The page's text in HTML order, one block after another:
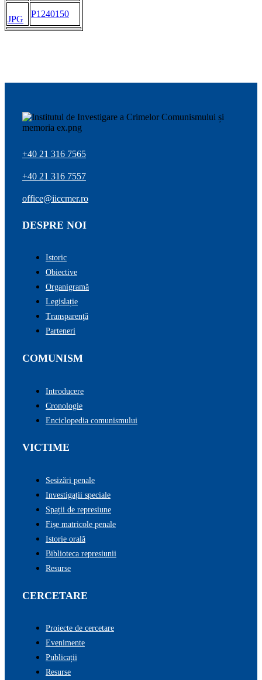
JPG
P1240150
+40 21 316 7565
+40 21 316 7557
office@iiccmer.ro
DESPRE NOI
Istoric
Obiective
Organigramă
Legislație
Transparenţă
Parteneri
COMUNISM
Introducere
Cronologie
Enciclopedia comunismului
VICTIME
Sesizări penale
Investigații speciale
Spații de represiune
Fișe matricole penale
Istorie orală
Biblioteca represiunii
Resurse
CERCETARE
Proiecte de cercetare
Evenimente
Publicații
Resurse